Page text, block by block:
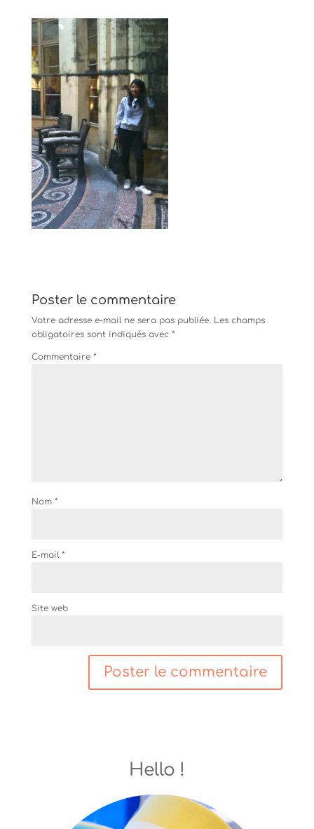
Poster le commentaire
Votre adresse e-mail ne sera pas publiée. Les champs
obligatoires sont indiqués avec *
Commentaire *
Nom *
E-mail *
Site web
Hello !